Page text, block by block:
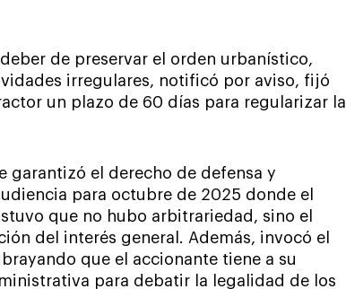
de preservar el orden urbanístico,
irregulares, notificó por aviso, fijó
un plazo de 60 días para regularizar la
garantizó el derecho de defensa y
para octubre de 2025 donde el
que no hubo arbitrariedad, sino el
del interés general. Además, invocó el
que el accionante tiene a su
para debatir la legalidad de los